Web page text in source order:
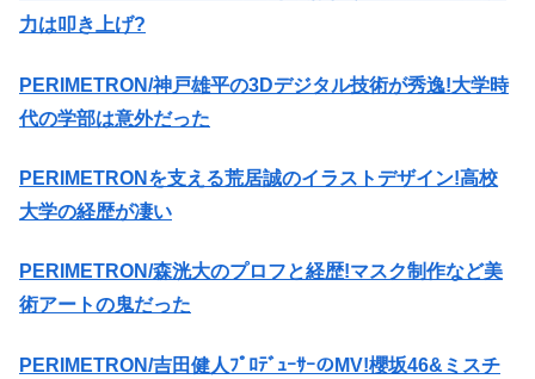
力は叩き上げ?
PERIMETRON/神戸雄平の3Dデジタル技術が秀逸!大学時
代の学部は意外だった
PERIMETRONを支える荒居誠のイラストデザイン!高校
大学の経歴が凄い
PERIMETRON/森洸大のプロフと経歴!マスク制作など美
術アートの鬼だった
PERIMETRON/吉田健人ﾌﾟﾛﾃﾞｭｰｻｰのMV!櫻坂46&ミスチ